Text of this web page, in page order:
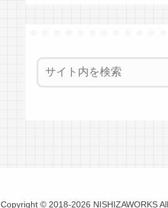
Copyright © 2018-2026 NISHIZAWORKS